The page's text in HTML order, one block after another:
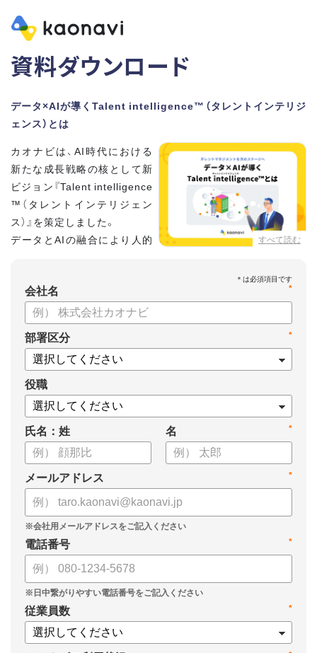
資料ダウンロード
データ×AIが導くTalent intelligence™（タレントインテリジ
ェンス）とは
すべて読む
カオナビは、AI時代における
新たな成長戦略の核として新
ビジョン『Talent intelligence
™（タレントインテリジェン
ス）』を策定しました。
データとAIの融合により人的
【資料の内容】
・新ビジョン「Talent intelligence™」実現へのロードマップ
・HRSaaS事業とHRSolution事業が循環する「Infinite Model」
・AI活用の土台、カオナビの「タレントマネジメント」でできる
こと
*
会社名
*
部署区分
役職
氏名：姓 *
名
*
メールアドレス
*
電話番号
*
従業員数